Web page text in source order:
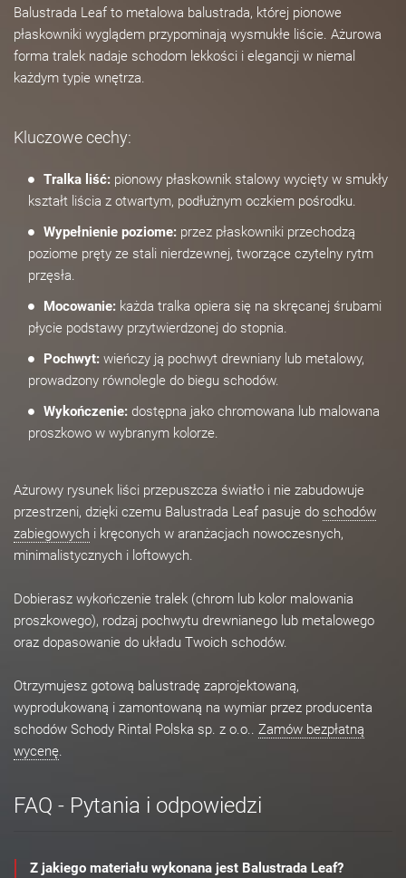
Balustrada Leaf to metalowa balustrada, której pionowe
płaskowniki wyglądem przypominają wysmukłe liście. Ażurowa
forma tralek nadaje schodom lekkości i elegancji w niemal
każdym typie wnętrza.
Kluczowe cechy:
Tralka liść: pionowy płaskownik stalowy wycięty w smukły
kształt liścia z otwartym, podłużnym oczkiem pośrodku.
Wypełnienie poziome: przez płaskowniki przechodzą
poziome pręty ze stali nierdzewnej, tworzące czytelny rytm
przęsła.
Mocowanie: każda tralka opiera się na skręcanej śrubami
płycie podstawy przytwierdzonej do stopnia.
Pochwyt: wieńczy ją pochwyt drewniany lub metalowy,
prowadzony równolegle do biegu schodów.
Wykończenie: dostępna jako chromowana lub malowana
proszkowo w wybranym kolorze.
Ażurowy rysunek liści przepuszcza światło i nie zabudowuje
przestrzeni, dzięki czemu Balustrada Leaf pasuje do schodów
zabiegowych i kręconych w aranżacjach nowoczesnych,
minimalistycznych i loftowych.
Dobierasz wykończenie tralek (chrom lub kolor malowania
proszkowego), rodzaj pochwytu drewnianego lub metalowego
oraz dopasowanie do układu Twoich schodów.
Otrzymujesz gotową balustradę zaprojektowaną,
wyprodukowaną i zamontowaną na wymiar przez producenta
schodów Schody Rintal Polska sp. z o.o.. Zamów bezpłatną
wycenę.
FAQ - Pytania i odpowiedzi
Z jakiego materiału wykonana jest Balustrada Leaf?